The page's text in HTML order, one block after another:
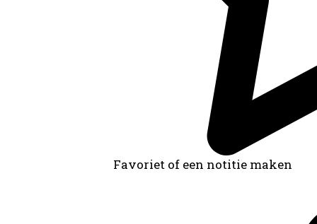
Favoriet of een notitie maken